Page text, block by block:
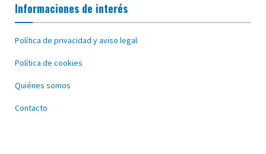
Informaciones de interés
Política de privacidad y aviso legal
Política de cookies
Quiénes somos
Contacto